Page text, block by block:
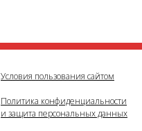
Условия пользования сайтом
Политика конфиденциальности
и защита персональных данных